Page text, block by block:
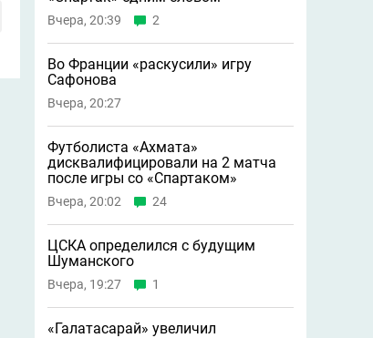
Вчера, 20:39 2
Во Франции «раскусили» игру
Сафонова
Вчера, 20:27
Футболиста «Ахмата»
дисквалифицировали на 2 матча
после игры со «Спартаком»
Вчера, 20:02 24
ЦСКА определился с будущим
Шуманского
Вчера, 19:27 1
«Галатасарай» увеличил